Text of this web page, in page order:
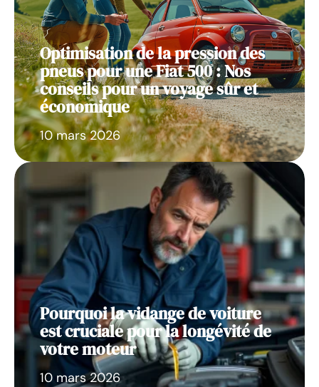
Optimisation de la pression des
pneus pour une Fiat 500 : Nos
conseils pour un voyage sûr et
économique
10 mars 2026
Pourquoi la vidange de voiture
est cruciale pour la longévité de
votre moteur
10 mars 2026